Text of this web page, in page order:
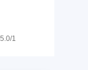
5.0/1